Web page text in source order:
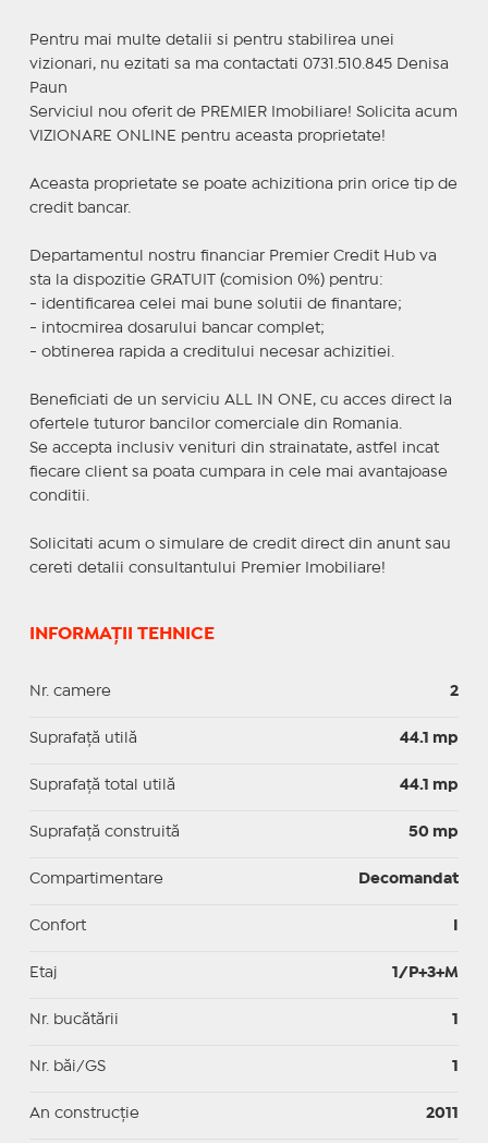
Pentru mai multe detalii si pentru stabilirea unei
vizionari, nu ezitati sa ma contactati 0731.510.845 Denisa
Paun
Serviciul nou oferit de PREMIER Imobiliare! Solicita acum
VIZIONARE ONLINE pentru aceasta proprietate!
Aceasta proprietate se poate achizitiona prin orice tip de
credit bancar.
Departamentul nostru financiar Premier Credit Hub va
sta la dispozitie GRATUIT (comision 0%) pentru:
- identificarea celei mai bune solutii de finantare;
- intocmirea dosarului bancar complet;
- obtinerea rapida a creditului necesar achizitiei.
Beneficiati de un serviciu ALL IN ONE, cu acces direct la
ofertele tuturor bancilor comerciale din Romania.
Se accepta inclusiv venituri din strainatate, astfel incat
fiecare client sa poata cumpara in cele mai avantajoase
conditii.
Solicitati acum o simulare de credit direct din anunt sau
cereti detalii consultantului Premier Imobiliare!
INFORMAȚII TEHNICE
Nr. camere 2
Suprafaţă utilă 44.1 mp
Suprafaţă total utilă 44.1 mp
Suprafaţă construită 50 mp
Compartimentare Decomandat
Confort
Etaj 1/P+3+M
Nr. bucătării 1
Nr. băi/GS 1
An construcție 2011